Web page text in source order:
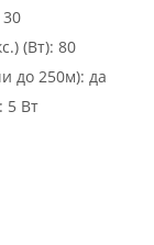
(Вт): 80
до 250м): да
5 Вт